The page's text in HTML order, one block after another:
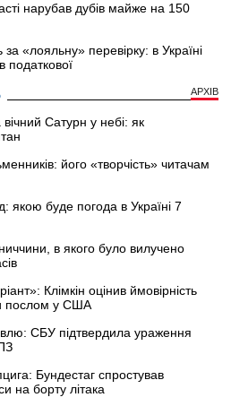
нарубав дубів майже на 150
«лояльну» перевірку: в Україні
податкової
АРХІВ
Сатурн у небі: як
його «творчість» читачам
якою буде погода в Україні 7
в якого було вилучено
Клімкін оцінив ймовірність
послом у США
СБУ підтвердила ураження
Бундестаг спростував
на борту літака